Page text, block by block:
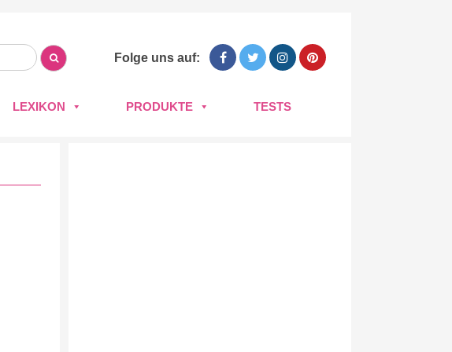
Folge uns auf:
LEXIKON PRODUKTE TESTS